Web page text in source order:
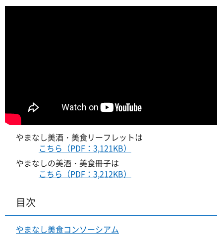
やまなし美酒・美食リーフレットは
こちら（PDF：3,121KB）
やまなしの美酒・美食冊子は
こちら（PDF：3,212KB）
目次
やまなし美食コンソーシアム